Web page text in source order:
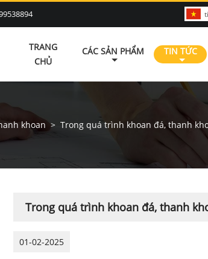
TRANG
CHỦ
CÁC SẢN PHẨM TIN TỨC
khoan > Trong quá trình khoan đá, thanh
Trong quá trình khoan đá, thanh
01-02-2025